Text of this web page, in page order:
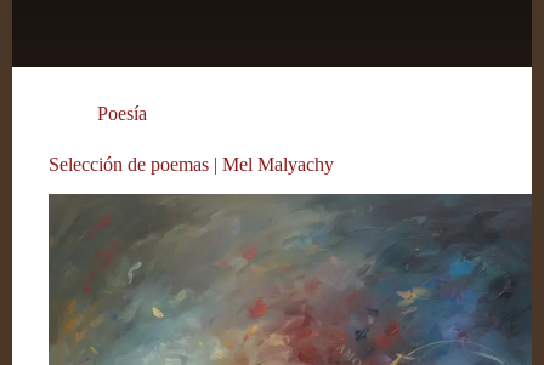
Poesía
Selección de poemas | Mel Malyachy